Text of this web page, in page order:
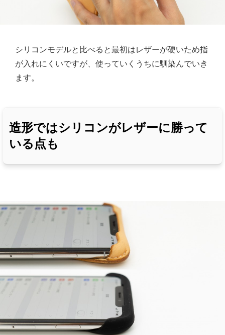
シリコンモデルと比べると最初はレザーが硬いため指
が入れにくいですが、使っていくうちに馴染んでいき
ます。
造形ではシリコンがレザーに勝って
いる点も